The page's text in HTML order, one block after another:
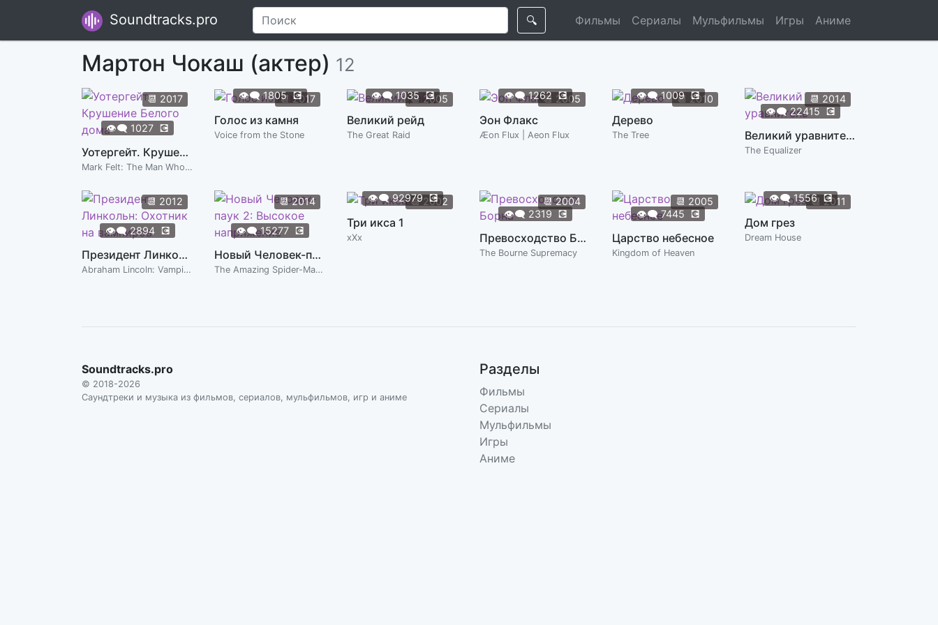
Soundtracks.pro 🔍 Фильмы Сериалы Мульфильмы Игры Аниме
Мартон Чокаш (актер) 12
📆 2017
👁️‍🗨️ 1027 💽
Уотергейт. Крушение Белого дома
Mark Felt: The Man Who Brought Down the White House
📆 2017
👁️‍🗨️1805 💽
Голос из камня
Voice from the Stone
📆 2005
👁️‍🗨️1035 💽
Великий рейд
The Great Raid
📆 2005
👁️‍🗨️1262 💽
Эон Флакс
Æon Flux | Aeon Flux
📆 2010
👁️‍🗨️1009 💽
Дерево
The Tree
📆 2014
👁️‍🗨️22415 💽
Великий уравнитель
The Equalizer
📆 2012
👁️‍🗨️2894 💽
Президент Линкольн: Охотник на вампиров
Abraham Lincoln: Vampire Hunter
📆2014
👁️‍🗨️15277 💽
Новый Человек-паук 2: Высокое напряжение
The Amazing Spider-Man 2
📆2002
👁️‍🗨️92979 💽
Три икса 1
xXx
📆2004
👁️‍🗨️ 2319 💽
Превосходство Борна
The Bourne Supremacy
📆 2005
👁️‍🗨️7445 💽
Царство небесное
Kingdom of Heaven
📆 2011
👁️‍🗨️1556 💽
Дом грез
Dream House
Soundtracks.pro
© 2018-2026
Саундтреки и музыка из фильмов, сериалов, мульфильмов, игр и аниме
Разделы
Фильмы
Сериалы
Мульфильмы
Игры
Аниме